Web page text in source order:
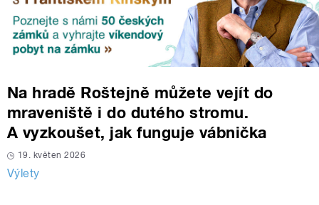
Na hradě Roštejně můžete vejít do
mraveniště i do dutého stromu.
A vyzkoušet, jak funguje vábnička
19. květen 2026
Výlety